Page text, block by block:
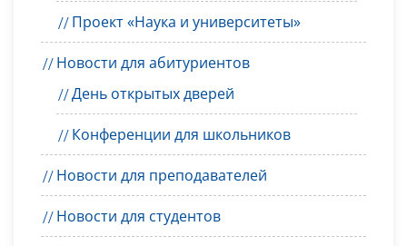
Проект «Наука и университеты»
Новости для абитуриентов
День открытых дверей
Конференции для школьников
Новости для преподавателей
Новости для студентов